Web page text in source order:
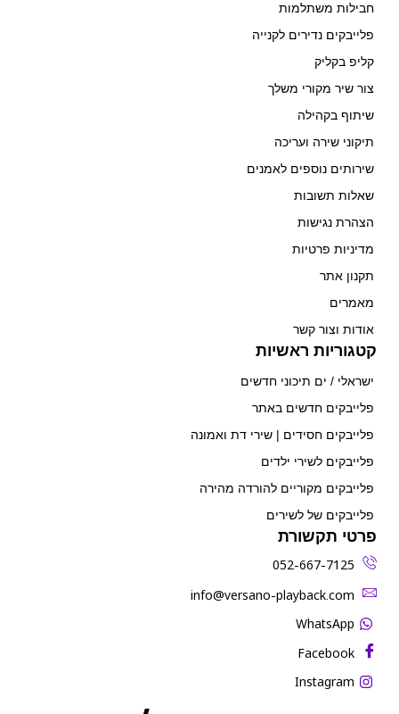
חבילות משתלמות
פלייבקים נדירים לקנייה
קליפ בקליק
צור שיר מקורי משלך
שיתוף בקהילה
תיקוני שירה ועריכה
שירותים נוספים לאמנים
שאלות תשובות
הצהרת נגישות
מדיניות פרטיות
תקנון אתר
מאמרים
אודות וצור קשר
קטגוריות ראשיות
ישראלי / ים תיכוני חדשים
פלייבקים חדשים באתר
פלייבקים חסידים | שירי דת ואמונה
פלייבקים לשירי ילדים
פלייבקים מקוריים להורדה מהירה
פלייבקים של לשירים
פרטי תקשורת
052-667-7125
‫info@versano-playback.com‬
WhatsApp
Facebook
Instagram